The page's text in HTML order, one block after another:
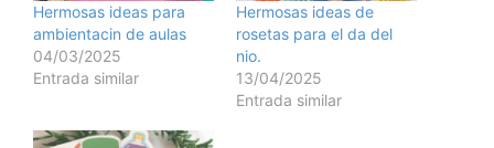
Hermosas ideas para
ambientacin de aulas
04/03/2025
Entrada similar
Hermosas ideas de
rosetas para el da del
nio.
13/04/2025
Entrada similar